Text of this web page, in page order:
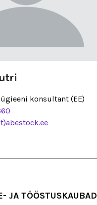
konsultant (EE)
JA TÖÖSTUSKAUBAD